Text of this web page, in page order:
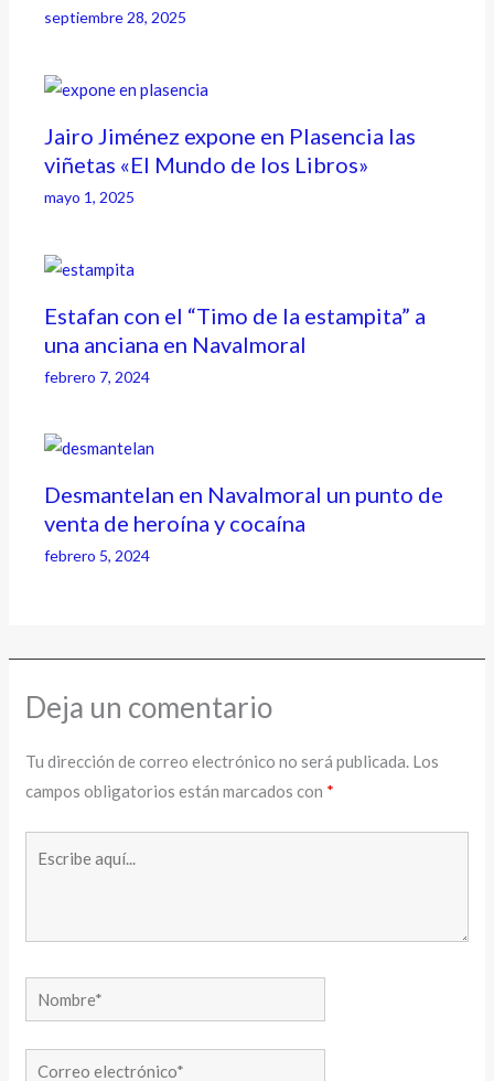
septiembre 28, 2025
Jairo Jiménez expone en Plasencia las
viñetas «El Mundo de los Libros»
mayo 1, 2025
Estafan con el “Timo de la estampita” a
una anciana en Navalmoral
febrero 7, 2024
Desmantelan en Navalmoral un punto de
venta de heroína y cocaína
febrero 5, 2024
Deja un comentario
Tu dirección de correo electrónico no será publicada. Los
campos obligatorios están marcados con *
Nombre*
Correo